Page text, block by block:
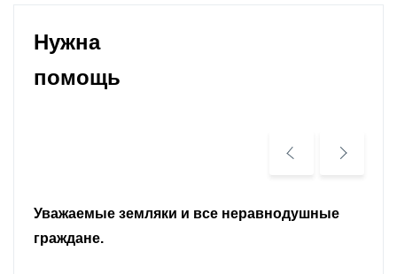
Нужна
помощь
Уважаемые земляки и все неравнодушные
граждане.